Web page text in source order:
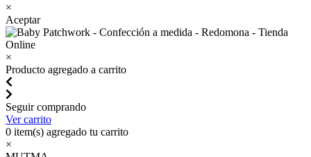
×
Aceptar
×
Producto agregado a carrito
Seguir comprando
Ver carrito
0 item(s) agregado tu carrito
×